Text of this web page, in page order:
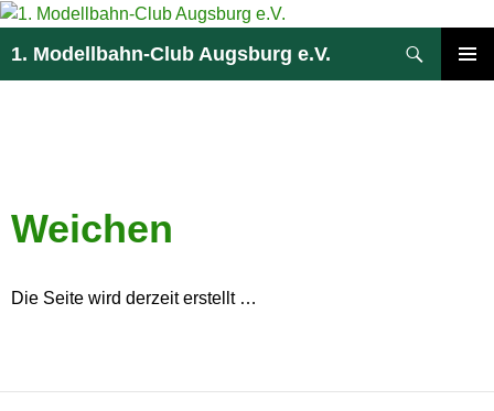
Zum
springen
1. Modellbahn-Club Augsburg e.V.
Weichen
Die Seite wird derzeit erstellt …